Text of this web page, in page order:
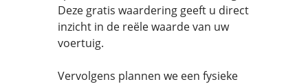
Deze gratis waardering geeft u direct
inzicht in de reële waarde van uw
voertuig.
Vervolgens plannen we een fysieke